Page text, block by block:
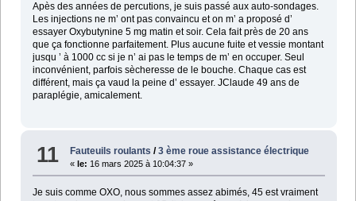
Apès des années de percutions, je suis passé aux auto-sondages.
Les injections ne m’ ont pas convaincu et on m’ a proposé d’
essayer Oxybutynine 5 mg matin et soir. Cela fait près de 20 ans
que ça fonctionne parfaitement. Plus aucune fuite et vessie montant
jusqu ’ à 1000 cc si je n’ ai pas le temps de m’ en occuper. Seul
inconvénient, parfois sècheresse de le bouche. Chaque cas est
différent, mais ça vaud la peine d’ essayer. JClaude 49 ans de
paraplégie, amicalement.
11 Fauteuils roulants /3 ème roue assistance électrique
«le: 16 mars 2025 à 10:04:37 »
Je suis comme OXO, nous sommes assez abimés, 45 est vraiment